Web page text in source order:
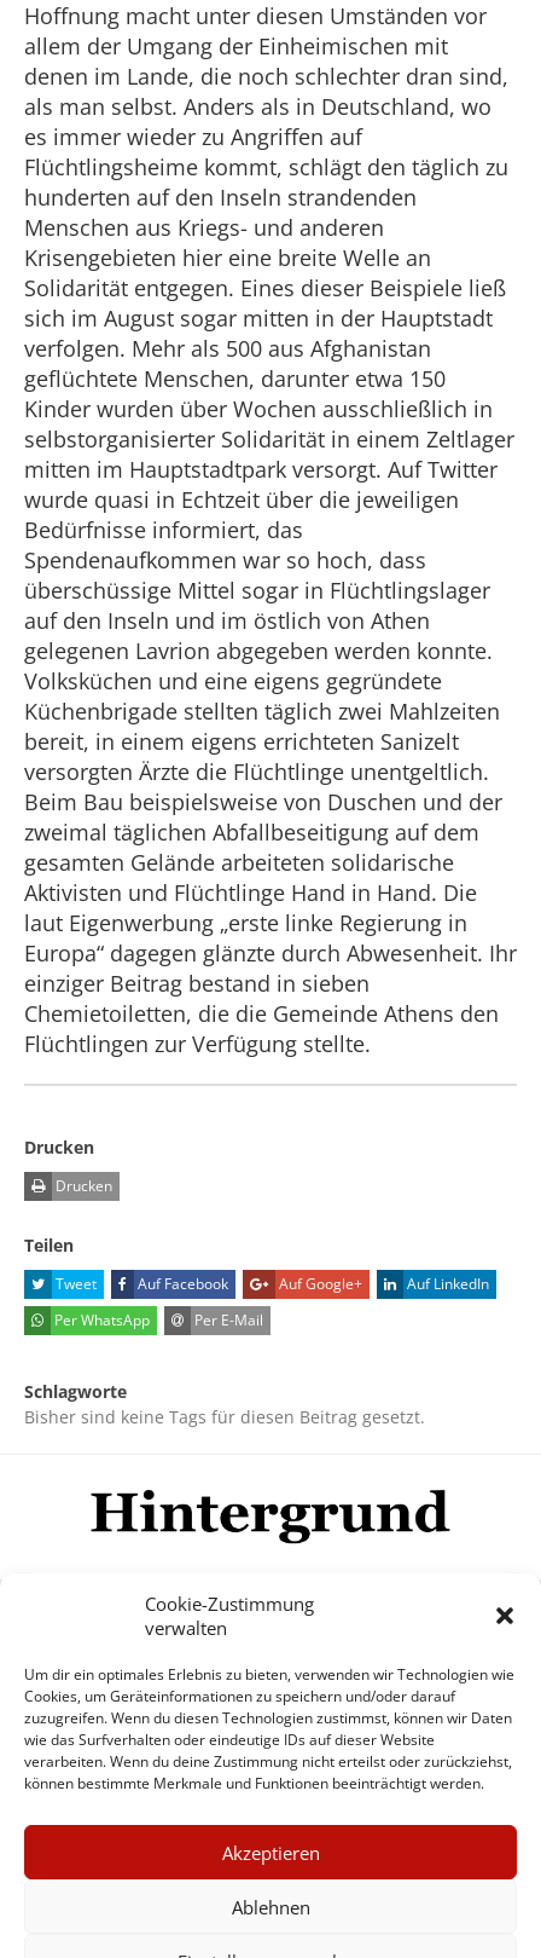
Cookie-Zustimmung
verwalten
Um dir ein optimales Erlebnis zu bieten, verwenden wir Technologien wie
Cookies, um Geräteinformationen zu speichern und/oder darauf
zuzugreifen. Wenn du diesen Technologien zustimmst, können wir Daten
wie das Surfverhalten oder eindeutige IDs auf dieser Website
verarbeiten. Wenn du deine Zustimmung nicht erteilst oder zurückziehst,
können bestimmte Merkmale und Funktionen beeinträchtigt werden.
Akzeptieren
Ablehnen
Hoffnung macht unter diesen Umständen vor
allem der Umgang der Einheimischen mit
denen im Lande, die noch schlechter dran sind,
als man selbst. Anders als in Deutschland, wo
es immer wieder zu Angriffen auf
Flüchtlingsheime kommt, schlägt den täglich zu
hunderten auf den Inseln strandenden
Menschen aus Kriegs- und anderen
Krisengebieten hier eine breite Welle an
Solidarität entgegen. Eines dieser Beispiele ließ
sich im August sogar mitten in der Hauptstadt
verfolgen. Mehr als 500 aus Afghanistan
geflüchtete Menschen, darunter etwa 150
Kinder wurden über Wochen ausschließlich in
selbstorganisierter Solidarität in einem Zeltlager
mitten im Hauptstadtpark versorgt. Auf Twitter
wurde quasi in Echtzeit über die jeweiligen
Bedürfnisse informiert, das
Spendenaufkommen war so hoch, dass
überschüssige Mittel sogar in Flüchtlingslager
auf den Inseln und im östlich von Athen
gelegenen Lavrion abgegeben werden konnte.
Volksküchen und eine eigens gegründete
Küchenbrigade stellten täglich zwei Mahlzeiten
bereit, in einem eigens errichteten Sanizelt
versorgten Ärzte die Flüchtlinge unentgeltlich.
Beim Bau beispielsweise von Duschen und der
zweimal täglichen Abfallbeseitigung auf dem
gesamten Gelände arbeiteten solidarische
Aktivisten und Flüchtlinge Hand in Hand. Die
laut Eigenwerbung „erste linke Regierung in
Europa“ dagegen glänzte durch Abwesenheit. Ihr
einziger Beitrag bestand in sieben
Chemietoiletten, die die Gemeinde Athens den
Flüchtlingen zur Verfügung stellte.
Drucken
Drucken
Teilen
Tweet Auf Facebook Auf Google+
Auf LinkedIn
Per WhatsApp
Per E-Mail
Schlagworte
Bisher sind keine Tags für diesen Beitrag gesetzt.
Mehr
© Copyright Hintergrund.de, 2015 - 2026
Zum Newsletter jetzt kostenlos
anmelden
erscheint ca. alle 4 Wochen
×